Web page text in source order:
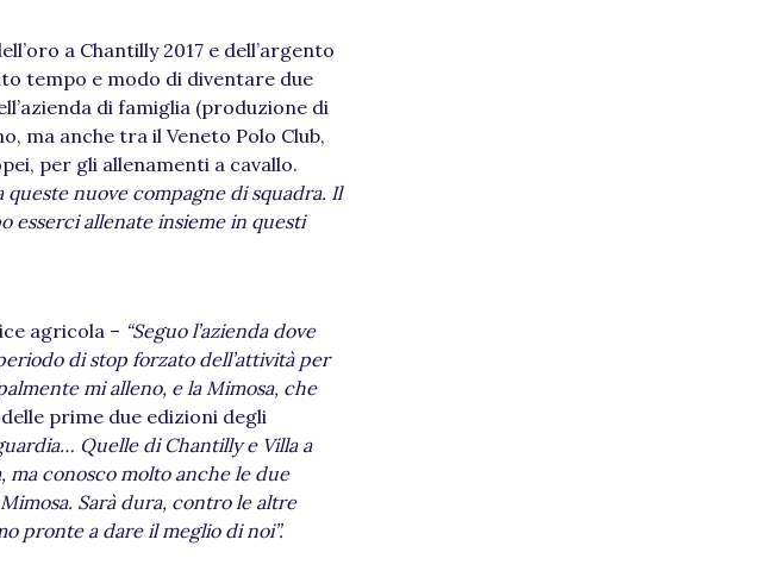
a Chantilly 2017 e dell’argento
tempo e modo di diventare due
di famiglia (produzione di
ma anche tra il Veneto Polo Club,
per gli allenamenti a cavallo.
nuove compagne di squadra. Il
esserci allenate insieme in questi
agricola – “Seguo l’azienda dove
di stop forzato dell’attività per
mi alleno, e la Mimosa, che
prime due edizioni degli
Quelle di Chantilly e Villa a
ma conosco molto anche le due
Sarà dura, contro le altre
pronte a dare il meglio di noi”.